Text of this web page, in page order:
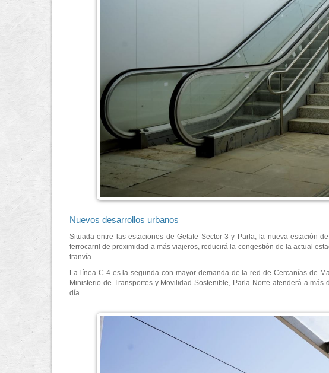
Nuevos desarrollos urbanos
Situada entre las estaciones de Getafe Sector 3 y Parla, la nueva estación
ferrocarril de proximidad a más viajeros, reducirá la congestión de la actual
tranvía.
La línea C-4 es la segunda con mayor demanda de la red de Cercanías de
Ministerio de Transportes y Movilidad Sostenible, Parla Norte atenderá a
día.